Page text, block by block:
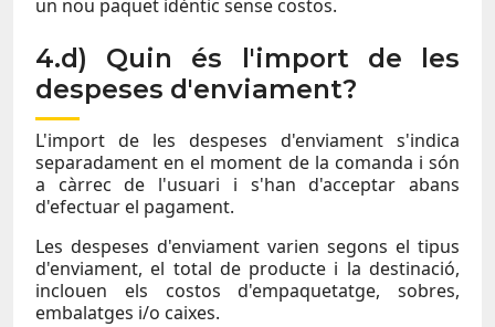
un nou paquet idèntic sense costos.
4.d) Quin és l'import de les
despeses d'enviament?
L'import de les despeses d'enviament s'indica
separadament en el moment de la comanda i són
a càrrec de l'usuari i s'han d'acceptar abans
d'efectuar el pagament.
Les despeses d'enviament varien segons el tipus
d'enviament, el total de producte i la destinació,
inclouen els costos d'empaquetatge, sobres,
embalatges i/o caixes.